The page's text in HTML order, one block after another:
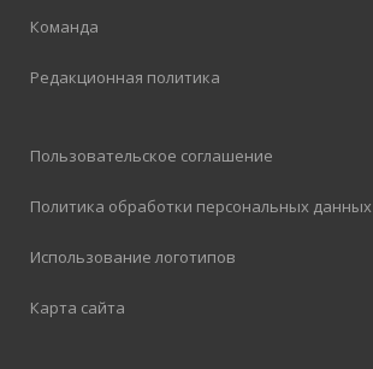
Команда
Редакционная политика
Пользовательское соглашение
Политика обработки персональных данных
Использование логотипов
Карта сайта